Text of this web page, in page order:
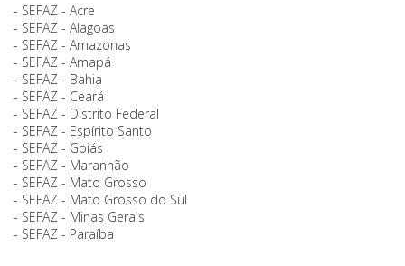
- SEFAZ - Acre
- SEFAZ - Alagoas
- SEFAZ - Amazonas
- SEFAZ - Amapá
- SEFAZ - Bahia
- SEFAZ - Ceará
- SEFAZ - Distrito Federal
- SEFAZ - Espírito Santo
- SEFAZ - Goiás
- SEFAZ - Maranhão
- SEFAZ - Mato Grosso
- SEFAZ - Mato Grosso do Sul
- SEFAZ - Minas Gerais
- SEFAZ - Paraíba